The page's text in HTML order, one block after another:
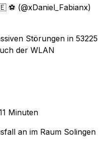
⚽️ (@xDaniel_Fabianx)
Störungen in 53225
der WLAN
Minuten
an im Raum Solingen